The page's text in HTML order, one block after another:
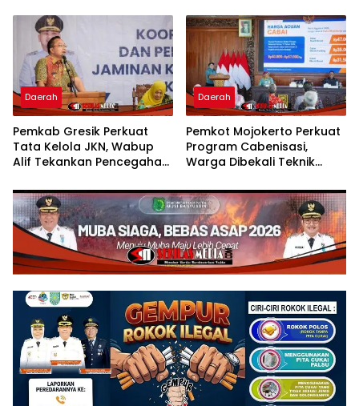
Sehat
Daerah
Pemkab Gresik Perkuat
Tata Kelola JKN, Wabup
Alif Tekankan Pencegahan
Daerah
Pemkot Mojokerto Perkuat
Program Cabenisasi,
Warga Dibekali Teknik
Peluang Usaha